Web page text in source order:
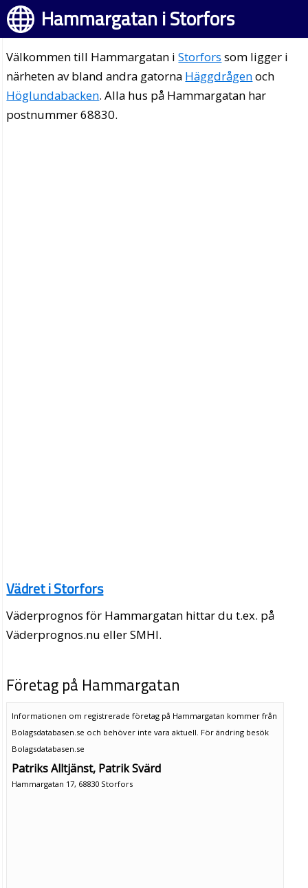
Hammargatan i Storfors
Välkommen till Hammargatan iStorfors som ligger i
närheten av bland andra gatorna Häggdrågenoch
Höglundabacken. Alla hus på Hammargatan har
postnummer 68830.
Vädret i Storfors
Väderprognos för Hammargatan hittar du t.ex. på
Väderprognos.nu eller SMHI.
Företag på Hammargatan
Informationen om registrerade företag på Hammargatan kommer från
Bolagsdatabasen.se och behöver inte vara aktuell. För ändring besök
Bolagsdatabasen.se
Patriks Alltjänst, Patrik Svärd
Hammargatan 17, 68830 Storfors